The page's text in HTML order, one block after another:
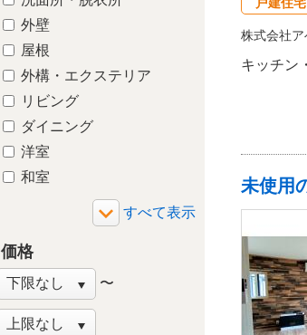
外壁
屋根
外構・エクステリア
リビング
ダイニング
洋室
和室
バルコニー・ベランダ
庭・ガーデニング
階段
窓・サッシ
価格
〜
株式会社ア
キッチン
未使用